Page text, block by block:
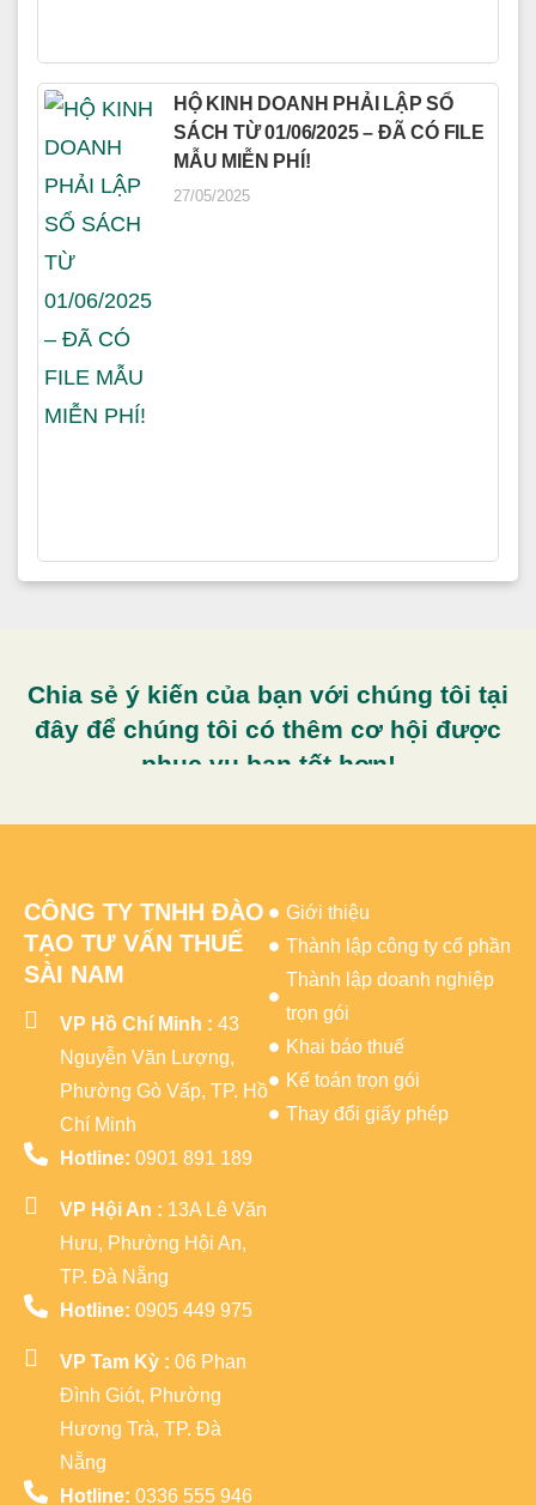
HỘ KINH DOANH PHẢI LẬP SỔ
SÁCH TỪ 01/06/2025 – ĐÃ CÓ FILE
MẪU MIỄN PHÍ!
27/05/2025
Chia sẻ ý kiến của bạn với chúng tôi tại
đây để chúng tôi có thêm cơ hội được
phục vụ bạn tốt hơn!
CÔNG TY TNHH ĐÀO
TẠO TƯ VẤN THUẾ
SÀI NAM
VP Hồ Chí Minh : 43
Nguyễn Văn Lượng,
Phường Gò Vấp, TP. Hồ
Chí Minh
Hotline: 0901 891 189
VP Hội An : 13A Lê Văn
Hưu, Phường Hội An,
TP. Đà Nẵng
Hotline: 0905 449 975
VP Tam Kỳ : 06 Phan
Đình Giót, Phường
Hương Trà, TP. Đà
Nẵng
Hotline: 0336 555 946
Giới thiệu
Thành lập công ty cổ phần
Thành lập doanh nghiệp
trọn gói
Khai báo thuế
Kế toán trọn gói
Thay đổi giấy phép